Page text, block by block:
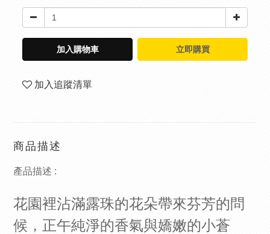
加入購物車 立即購買
加入追蹤清單
商品描述
產品描述 :
花園裡沾滿露珠的花朵帶來芬芳的問
候，正午純淨的香氣與嬌嫩的小蒼